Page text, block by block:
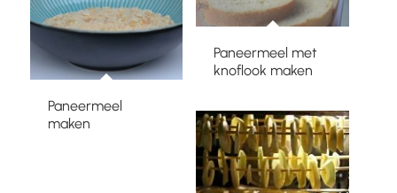
Paneermeel met
knoflook maken
Paneermeel
maken